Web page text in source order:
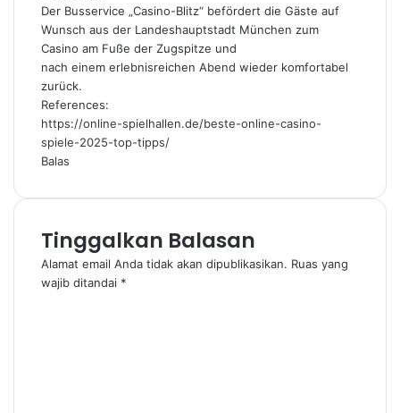
Der Busservice „Casino-Blitz“ befördert die Gäste auf
Wunsch aus der Landeshauptstadt München zum
Casino am Fuße der Zugspitze und
nach einem erlebnisreichen Abend wieder komfortabel
zurück.
References:
https://online-spielhallen.de/beste-online-casino-
spiele-2025-top-tipps/
Balas
Tinggalkan Balasan
Alamat email Anda tidak akan dipublikasikan. Ruas yang
wajib ditandai *